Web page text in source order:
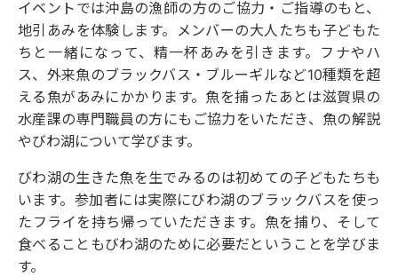
イベントでは沖島の漁師の方のご協力・ご指導のもと、
地引あみを体験します。メンバーの大人たちも子どもた
ちと一緒になって、精一杯あみを引きます。フナやハ
ス、外来魚のブラックバス・ブルーギルなど10種類を超
える魚があみにかかります。魚を捕ったあとは滋賀県の
水産課の専門職員の方にもご協力をいただき、魚の解説
やびわ湖について学びます。
びわ湖の生きた魚を生でみるのは初めての子どもたちも
います。参加者には実際にびわ湖のブラックバスを使っ
たフライを持ち帰っていただきます。魚を捕り、そして
食べることもびわ湖のために必要だということを学びま
す。